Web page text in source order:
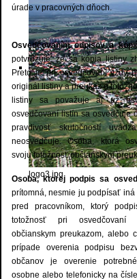
logo3.jpg
úrade v pracovných dňoch.
Osvedčovaním odpisov a
potvrdzuje, že sa kópia listiny
Preto je pri osvedčovaní vždy
originál listiny a preukaz o
listiny sa považuje aj už
osvedčovaní listín sa osvedčuje
pravdivosť skutočností
neosvedčuje. Osoba, ktorá
svoju totožnosť občianskym
Osoba, ktorej podpis sa
prítomná, nesmie ju podpísať
pred pracovníkom, ktorý
totožnosť pri osvedčovaní
občianskym preukazom, alebo
prípade overenia podpisu
občanov je overenie
osobne alebo telefonicky na